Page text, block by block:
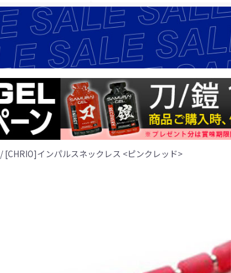
/ [CHRIO]インパルスネックレス <ピンクレッド>